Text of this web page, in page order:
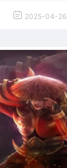
2025-04-26